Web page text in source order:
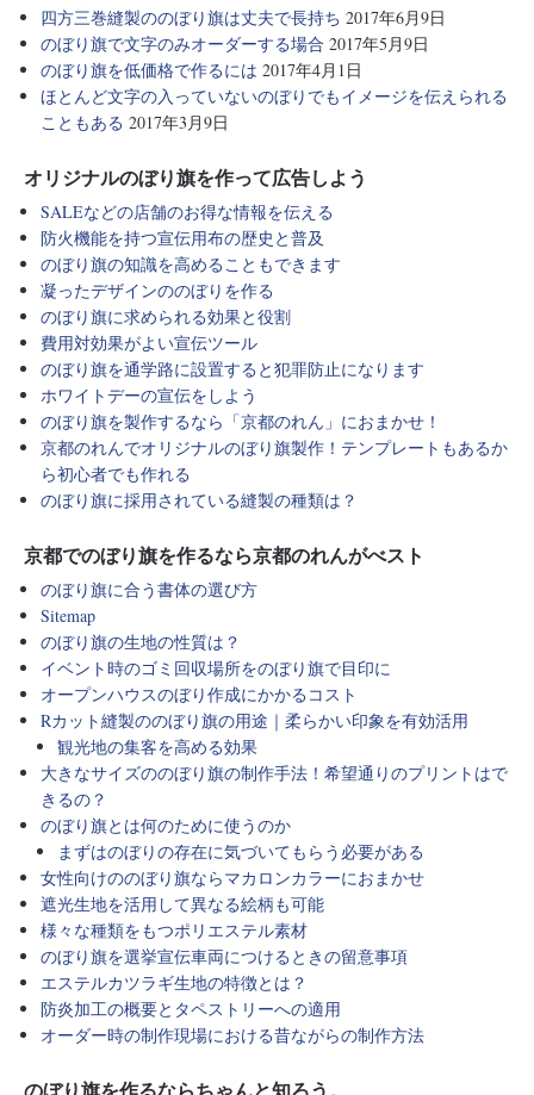
四方三巻縫製ののぼり旗は丈夫で長持ち 2017年6月9日
のぼり旗で文字のみオーダーする場合 2017年5月9日
のぼり旗を低価格で作るには 2017年4月1日
ほとんど文字の入っていないのぼりでもイメージを伝えられる
こともある 2017年3月9日
オリジナルのぼり旗を作って広告しよう
SALEなどの店舗のお得な情報を伝える
防火機能を持つ宣伝用布の歴史と普及
のぼり旗の知識を高めることもできます
凝ったデザインののぼりを作る
のぼり旗に求められる効果と役割
費用対効果がよい宣伝ツール
のぼり旗を通学路に設置すると犯罪防止になります
ホワイトデーの宣伝をしよう
のぼり旗を製作するなら「京都のれん」におまかせ！
京都のれんでオリジナルのぼり旗製作！テンプレートもあるか
ら初心者でも作れる
のぼり旗に採用されている縫製の種類は？
京都でのぼり旗を作るなら京都のれんがべスト
のぼり旗に合う書体の選び方
Sitemap
のぼり旗の生地の性質は？
イベント時のゴミ回収場所をのぼり旗で目印に
オープンハウスのぼり作成にかかるコスト
Rカット縫製ののぼり旗の用途｜柔らかい印象を有効活用
観光地の集客を高める効果
大きなサイズののぼり旗の制作手法！希望通りのプリントはで
きるの？
のぼり旗とは何のために使うのか
まずはのぼりの存在に気づいてもらう必要がある
女性向けののぼり旗ならマカロンカラーにおまかせ
遮光生地を活用して異なる絵柄も可能
様々な種類をもつポリエステル素材
のぼり旗を選挙宣伝車両につけるときの留意事項
エステルカツラギ生地の特徴とは？
防炎加工の概要とタペストリーへの適用
オーダー時の制作現場における昔ながらの制作方法